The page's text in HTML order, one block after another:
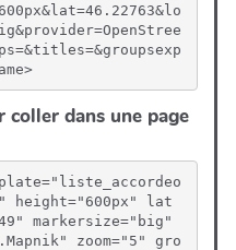
dans une page
height="600px" lat
markersize="big"
zoom="5" gro